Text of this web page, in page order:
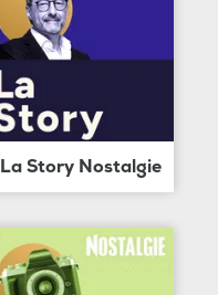
La Story Nostalgie